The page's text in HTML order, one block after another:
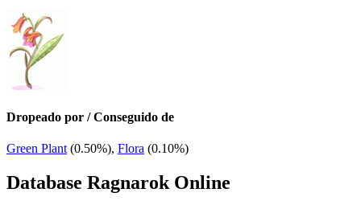
Dropeado por / Conseguido de
Green Plant (0.50%), Flora (0.10%)
Database Ragnarok Online